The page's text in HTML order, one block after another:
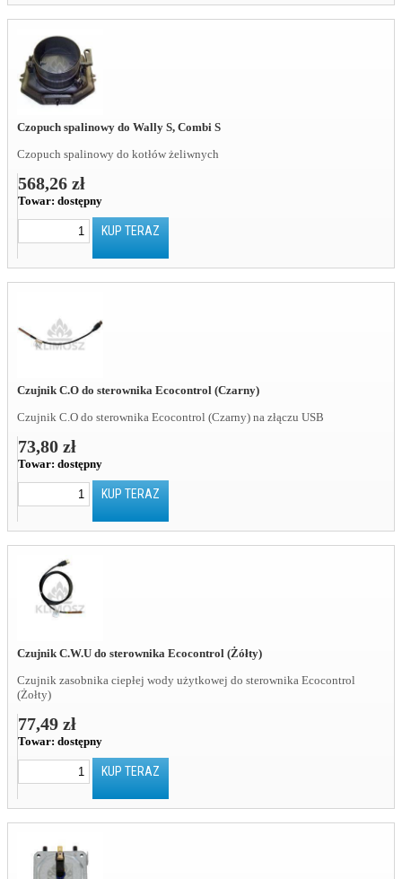
Czopuch spalinowy do Wally S, Combi S
Czopuch spalinowy do kotłów żeliwnych
568,26 zł
Towar: dostępny
KUP TERAZ
Czujnik C.O do sterownika Ecocontrol (Czarny)
Czujnik C.O do sterownika Ecocontrol (Czarny) na złączu USB
73,80 zł
Towar: dostępny
KUP TERAZ
Czujnik C.W.U do sterownika Ecocontrol (Żółty)
Czujnik zasobnika ciepłej wody użytkowej do sterownika Ecocontrol
(Żołty)
77,49 zł
Towar: dostępny
KUP TERAZ